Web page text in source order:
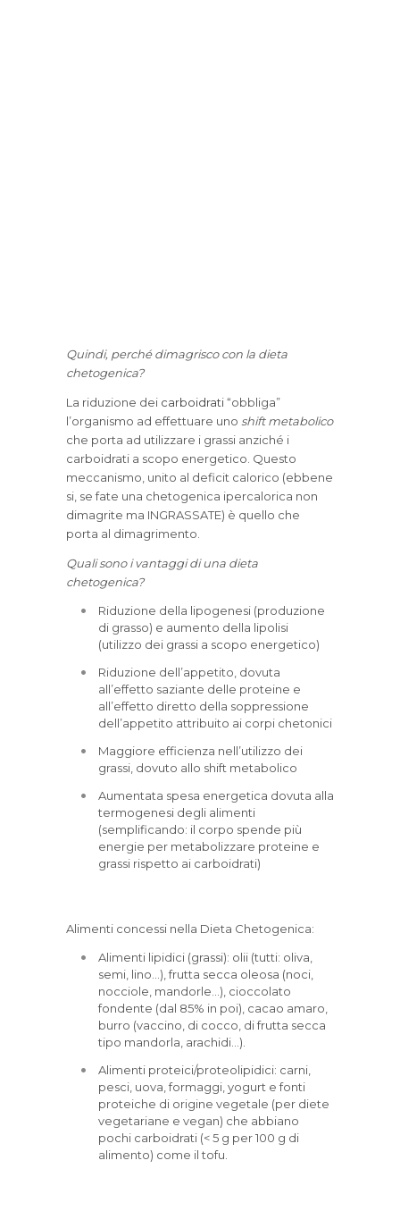
Quindi, perché dimagrisco con la dieta
chetogenica?
La riduzione dei carboidrati“obbliga”
l’organismo ad effettuare uno shift metabolico
che porta ad utilizzare i grassi anziché i
carboidrati a scopo energetico. Questo
meccanismo, unito al deficit calorico (ebbene
si, se fate una chetogenica ipercalorica non
dimagrite ma INGRASSATE) è quello che
porta al dimagrimento.
Quali sono i vantaggi di una dieta
chetogenica?
Riduzione della lipogenesi (produzione
di grasso) e aumento della lipolisi
(utilizzo dei grassi a scopo energetico)
Riduzione dell’appetito, dovuta
all’effetto saziante delle proteine e
all’effetto diretto della soppressione
dell’appetito attribuito ai corpi chetonici
Maggiore efficienza nell’utilizzo dei
grassi, dovuto allo shift metabolico
Aumentata spesa energetica dovuta alla
termogenesi degli alimenti
(semplificando: il corpo spende più
energie per metabolizzare proteine e
grassi rispetto ai carboidrati)
Alimenti concessi nella Dieta Chetogenica:
Alimenti lipidici (grassi): olii (tutti: oliva,
semi, lino…), frutta secca oleosa (noci,
nocciole, mandorle…), cioccolato
fondente (dal 85% in poi), cacao amaro,
burro (vaccino, di cocco, di frutta secca
tipo mandorla, arachidi…).
Alimenti proteici/proteolipidici: carni,
pesci, uova, formaggi, yogurt e fonti
proteiche di origine vegetale (per diete
vegetariane e vegan) che abbiano
pochi carboidrati (< 5 g per 100 g di
alimento) come il tofu.